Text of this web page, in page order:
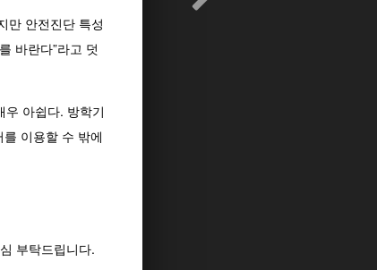
만 안전진단 특성
바란다”라고 덧
우 아쉽다. 방학기
이용할 수 밖에
부탁드립니다.